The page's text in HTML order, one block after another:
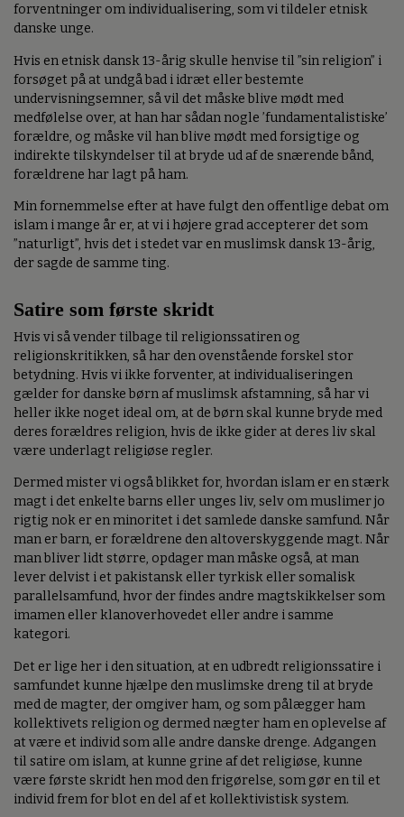
forventninger om individualisering, som vi tildeler etnisk
danske unge.
Hvis en etnisk dansk 13-årig skulle henvise til ”sin religion” i
forsøget på at undgå bad i idræt eller bestemte
undervisningsemner, så vil det måske blive mødt med
medfølelse over, at han har sådan nogle ’fundamentalistiske’
forældre, og måske vil han blive mødt med forsigtige og
indirekte tilskyndelser til at bryde ud af de snærende bånd,
forældrene har lagt på ham.
Min fornemmelse efter at have fulgt den offentlige debat om
islam i mange år er, at vi i højere grad accepterer det som
”naturligt”, hvis det i stedet var en muslimsk dansk 13-årig,
der sagde de samme ting.
Satire som første skridt
Hvis vi så vender tilbage til religionssatiren og
religionskritikken, så har den ovenstående forskel stor
betydning. Hvis vi ikke forventer, at individualiseringen
gælder for danske børn af muslimsk afstamning, så har vi
heller ikke noget ideal om, at de børn skal kunne bryde med
deres forældres religion, hvis de ikke gider at deres liv skal
være underlagt religiøse regler.
Dermed mister vi også blikket for, hvordan islam er en stærk
magt i det enkelte barns eller unges liv, selv om muslimer jo
rigtig nok er en minoritet i det samlede danske samfund. Når
man er barn, er forældrene den altoverskyggende magt. Når
man bliver lidt større, opdager man måske også, at man
lever delvist i et pakistansk eller tyrkisk eller somalisk
parallelsamfund, hvor der findes andre magtskikkelser som
imamen eller klanoverhovedet eller andre i samme
kategori.
Det er lige her i den situation, at en udbredt religionssatire i
samfundet kunne hjælpe den muslimske dreng til at bryde
med de magter, der omgiver ham, og som pålægger ham
kollektivets religion og dermed nægter ham en oplevelse af
at være et individ som alle andre danske drenge. Adgangen
til satire om islam, at kunne grine af det religiøse, kunne
være første skridt hen mod den frigørelse, som gør en til et
individ frem for blot en del af et kollektivistisk system.